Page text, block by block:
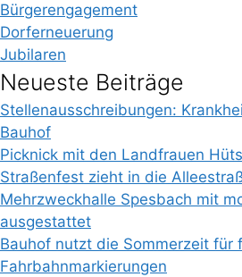
Bürgerengagement
Dorferneuerung
Jubilaren
Neueste Beiträge
Stellenausschreibungen:
Bauhof
Picknick mit den Landfrauen
Straßenfest zieht in die
Mehrzweckhalle Spesbach mit
ausgestattet
Bauhof nutzt die Sommerzeit für
Fahrbahnmarkierungen